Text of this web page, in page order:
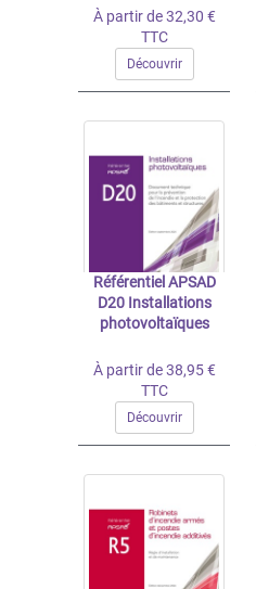
À partir de 32,30 €
TTC
Découvrir
Référentiel APSAD
D20 Installations
photovoltaïques
À partir de 38,95 €
TTC
Découvrir